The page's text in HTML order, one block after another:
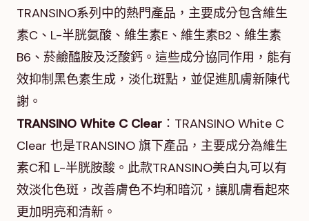
TRANSINO系列中的熱門產品，主要成分包含維生
素C、L-半胱氨酸、維生素E、維生素B2、維生素
B6、菸鹼醯胺及泛酸鈣。這些成分協同作用，能有
效抑制黑色素生成，淡化斑點，並促進肌膚新陳代
謝。
TRANSINO White C Clear ：TRANSINO White C
Clear 也是TRANSINO 旗下產品，主要成分為維生
素C和 L-半胱胺酸。此款TRANSINO美白丸可以有
效淡化色斑，改善膚色不均和暗沉，讓肌膚看起來
更加明亮和清新。